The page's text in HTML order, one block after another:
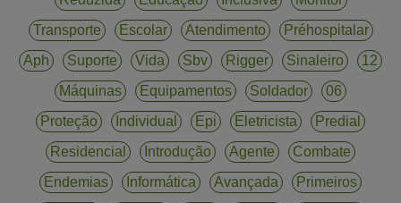
Transporte
Escolar Atendimento
Préhospitalar
Aph
Suporte Vida Sbv Rigger Sinaleiro
12
Máquinas
Equipamentos Soldador
06
Proteção
Individual Epi Eletricista
Predial
Residencial
Introdução Agente
Combate
Endemias
Informática Avançada
Primeiros